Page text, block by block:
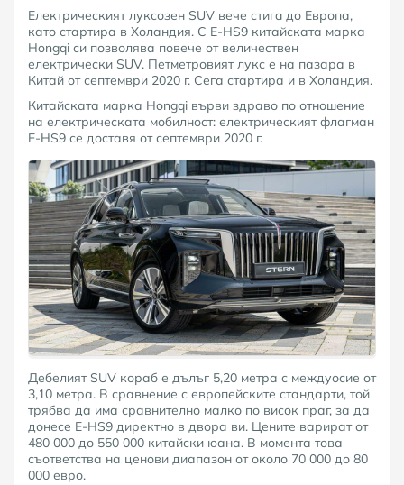
Електрическият луксозен SUV вече стигa до Европа,
като стартира в Холандия. С E-HS9 китайската марка
Hongqi си позволява повече от величествен
електрически SUV. Петметровият лукс е на пазара в
Китай от септември 2020 г. Сега стартира и в Холандия.
Китайската марка Hongqi върви здраво по отношение
на електрическата мобилност: електрическият флагман
E-HS9 се доставя от септември 2020 г.
Дебелият SUV кораб е дълъг 5,20 метра с междуосие от
3,10 метра. В сравнение с европейските стандарти, той
трябва да има сравнително малко по висок праг, за да
донесе E-HS9 директно в двора ви. Цените варират от
480 000 до 550 000 китайски юана. В момента това
съответства на ценови диапазон от около 70 000 до 80
000 евро.